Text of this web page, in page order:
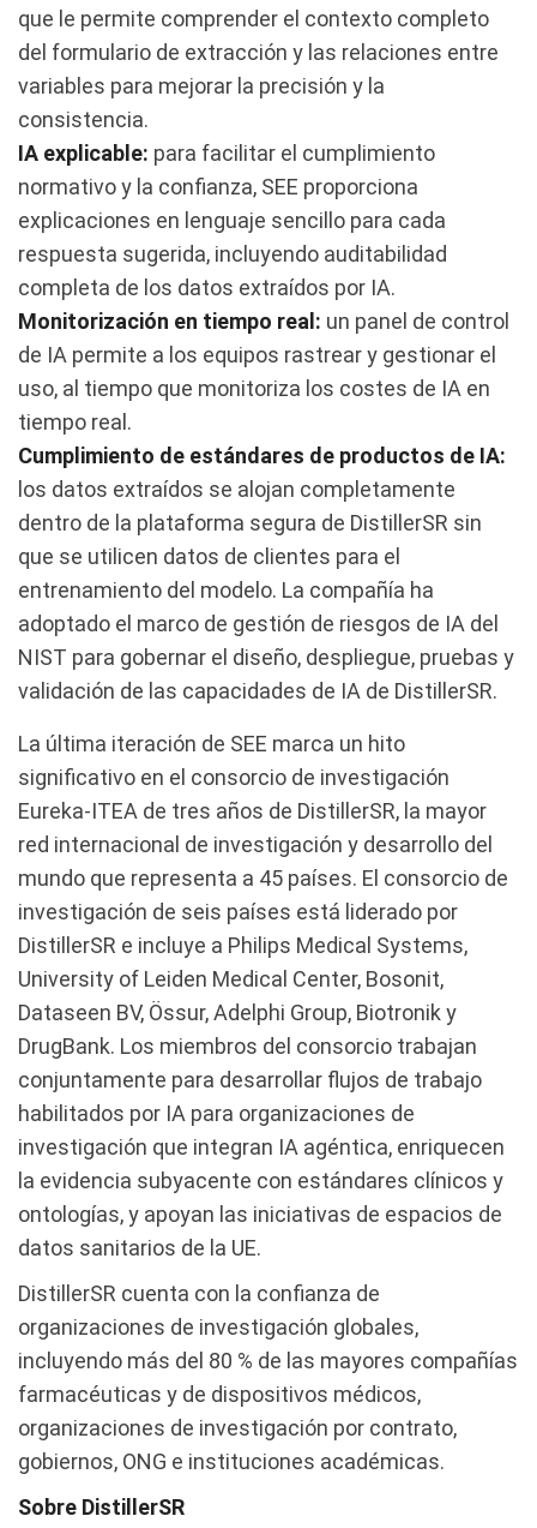
que le permite comprender el contexto completo
del formulario de extracción y las relaciones entre
variables para mejorar la precisión y la
consistencia.
IA explicable: para facilitar el cumplimiento
normativo y la confianza, SEE proporciona
explicaciones en lenguaje sencillo para cada
respuesta sugerida, incluyendo auditabilidad
completa de los datos extraídos por IA.
Monitorización en tiempo real: un panel de control
de IA permite a los equipos rastrear y gestionar el
uso, al tiempo que monitoriza los costes de IA en
tiempo real.
Cumplimiento de estándares de productos de IA:
los datos extraídos se alojan completamente
dentro de la plataforma segura de DistillerSR sin
que se utilicen datos de clientes para el
entrenamiento del modelo. La compañía ha
adoptado el marco de gestión de riesgos de IA del
NIST para gobernar el diseño, despliegue, pruebas y
validación de las capacidades de IA de DistillerSR.
La última iteración de SEE marca un hito
significativo en el consorcio de investigación
Eureka-ITEA de tres años de DistillerSR, la mayor
red internacional de investigación y desarrollo del
mundo que representa a 45 países. El consorcio de
investigación de seis países está liderado por
DistillerSR e incluye a Philips Medical Systems,
University of Leiden Medical Center, Bosonit,
Dataseen BV, Össur, Adelphi Group, Biotronik y
DrugBank. Los miembros del consorcio trabajan
conjuntamente para desarrollar flujos de trabajo
habilitados por IA para organizaciones de
investigación que integran IA agéntica, enriquecen
la evidencia subyacente con estándares clínicos y
ontologías, y apoyan las iniciativas de espacios de
datos sanitarios de la UE.
DistillerSR cuenta con la confianza de
organizaciones de investigación globales,
incluyendo más del 80 % de las mayores compañías
farmacéuticas y de dispositivos médicos,
organizaciones de investigación por contrato,
gobiernos, ONG e instituciones académicas.
Sobre DistillerSR